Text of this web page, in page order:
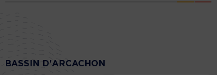
BASSIN D'ARCACHON